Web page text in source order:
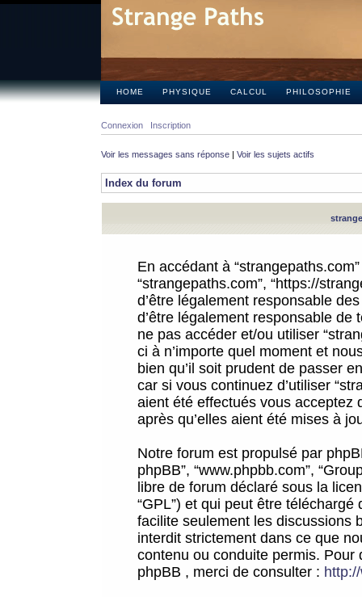
HOME PHYSIQUE CALCUL PHILOSOPHIE
Connexion Inscription
Voir les messages sans réponse | Voir les sujets actifs
Index du forum
En accédant à
“strangepaths.com”, “https://
d’être légalement responsable
d’être légalement responsable
ne pas accéder et/ou utiliser
ci à n’importe quel moment et
bien qu’il soit prudent de passer
car si vous continuez d’utiliser
aient été effectués vous acceptez
après qu’elles aient été mises à
Notre forum est propulsé par
phpBB”, “www.phpbb.com”,
libre de forum déclaré sous la
“GPL”) et qui peut être téléchargé
facilite seulement les discussions
interdit strictement dans ce que
contenu ou conduite permis.
phpBB , merci de consulter :